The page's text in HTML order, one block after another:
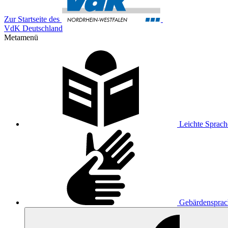
Zur Startseite des
VdK Deutschland
Metamenü
Leichte